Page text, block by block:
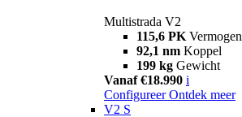
Multistrada V2
115,6 PK Vermogen
92,1 nm Koppel
199 kg Gewicht
Vanaf €18.990 i
Configureer Ontdek meer
V2 S